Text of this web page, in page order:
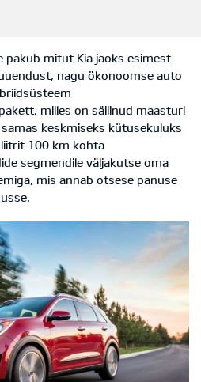
pakub mitut Kia jaoks esimest
nagu ökonoomse auto
milles on säilinud maasturi
keskmiseks kütusekuluks
100 km kohta
segmendile väljakutse oma
mis annab otsese panuse